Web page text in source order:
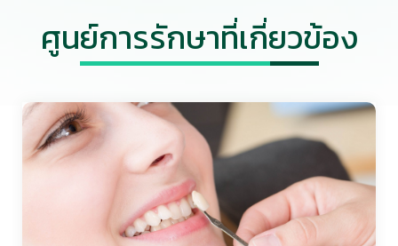
ศูนย์การรักษาที่เกี่ยวข้อง